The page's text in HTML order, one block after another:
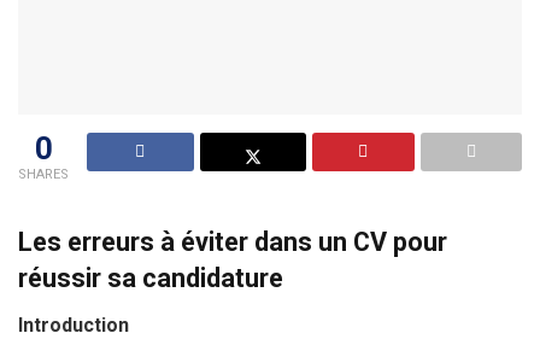
0
SHARES
Les erreurs à éviter dans un CV pour
réussir sa candidature
Introduction